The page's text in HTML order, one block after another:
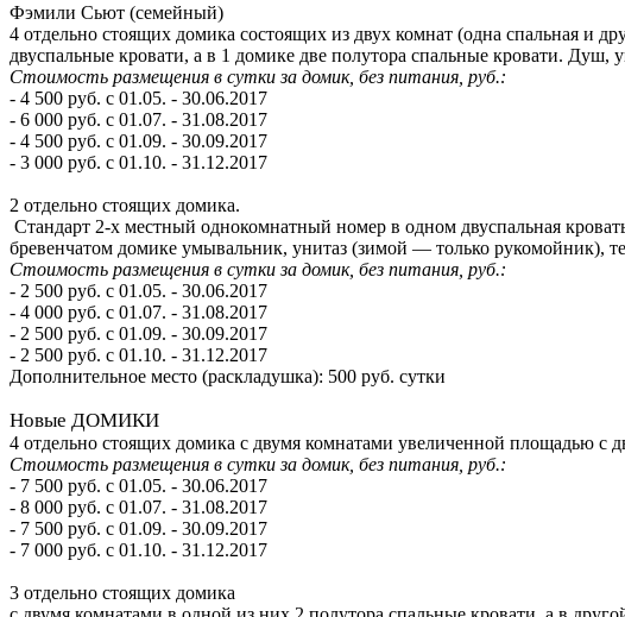
Фэмили Сьют (семейный)
4 отдельно стоящих домика состоящих из двух комнат (одна спальная и
двуспальные кровати, а в 1 домике две полутора спальные кровати.
Стоимость размещения в сутки за домик, без питания, руб.:
- 4 500 руб. с 01.05. - 30.06.2017
- 6 000 руб. с 01.07. - 31.08.2017
- 4 500 руб. с 01.09. - 30.09.2017
- 3 000 руб. с 01.10. - 31.12.2017
2 отдельно стоящих домика.
Стандарт 2-х местный однокомнатный номер в одном двуспальная
бревенчатом домике умывальник, унитаз (зимой — только рукомойник),
Стоимость размещения в сутки за домик, без питания, руб.:
- 2 500 руб. с 01.05. - 30.06.2017
- 4 000 руб. с 01.07. - 31.08.2017
- 2 500 руб. с 01.09. - 30.09.2017
- 2 500 руб. с 01.10. - 31.12.2017
Дополнительное место (раскладушка): 500 руб. сутки
Новые ДОМИКИ
4 отдельно стоящих домика c двумя комнатами увеличенной площадью с
Стоимость размещения в сутки за домик, без питания, руб.:
- 7 500 руб. с 01.05. - 30.06.2017
- 8 000 руб. с 01.07. - 31.08.2017
- 7 500 руб. с 01.09. - 30.09.2017
- 7 000 руб. с 01.10. - 31.12.2017
3 отдельно стоящих домика